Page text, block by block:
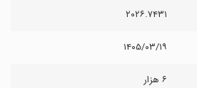
۲۰۲۶.۷۴۳۱
۱۴۰۵/۰۳/۱۹
۶ هزار